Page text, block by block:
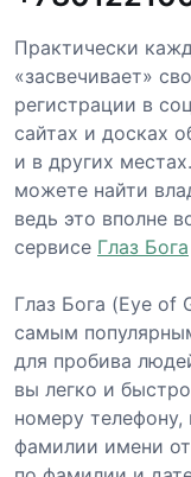
Практически
«засвечивает»
регистрации в
сайтах и досках
и в других
можете найти
ведь это вполне
сервисе Глаз Бога
Глаз Бога (Eye of
самым
для пробива
вы легко и
номеру
фамилии имени